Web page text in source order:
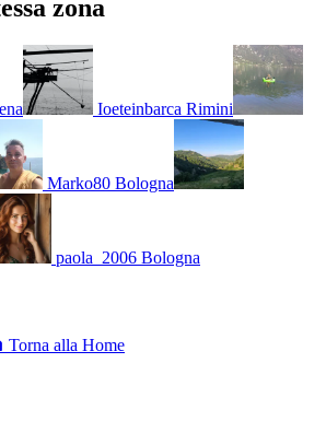
zona
Ioeteinbarca Rimini
Marko80 Bologna
paola_2006 Bologna
Torna alla Home